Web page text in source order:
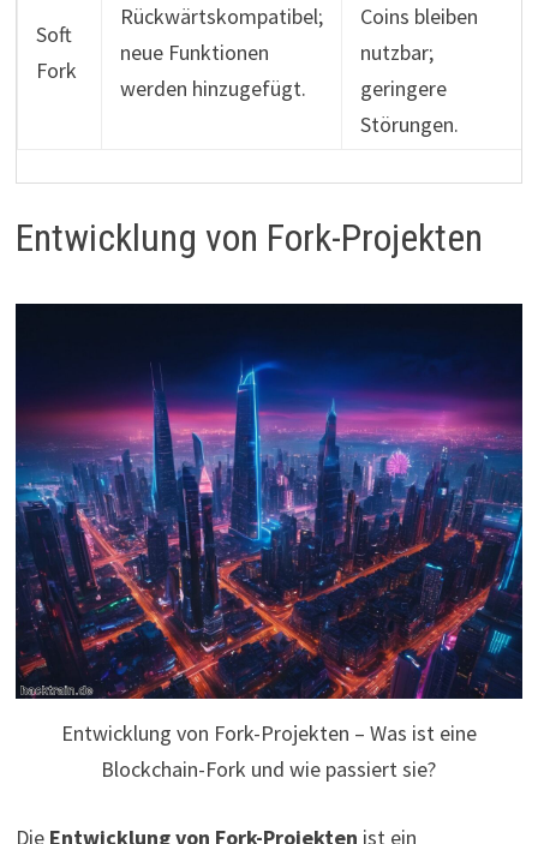
Soft
Fork
Rückwärtskompatibel;
neue Funktionen
werden hinzugefügt.
Coins bleiben
nutzbar;
geringere
Störungen.
Entwicklung von Fork-Projekten
Entwicklung von Fork-Projekten – Was ist eine
Blockchain-Fork und wie passiert sie?
Die Entwicklung von Fork-Projekten ist ein